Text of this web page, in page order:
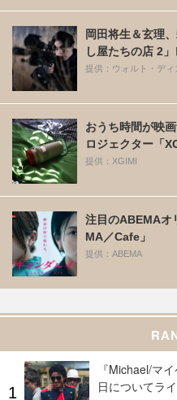
岡田将生＆玄理
し屋たちの店 2
提供：ウォルト・デ
おうち時間が映
ロジェクター「
提供：XGIMI
注目のABEMAオ
MA／Cafe」
提供：ABEMA
『Michael/マ
日についてラ